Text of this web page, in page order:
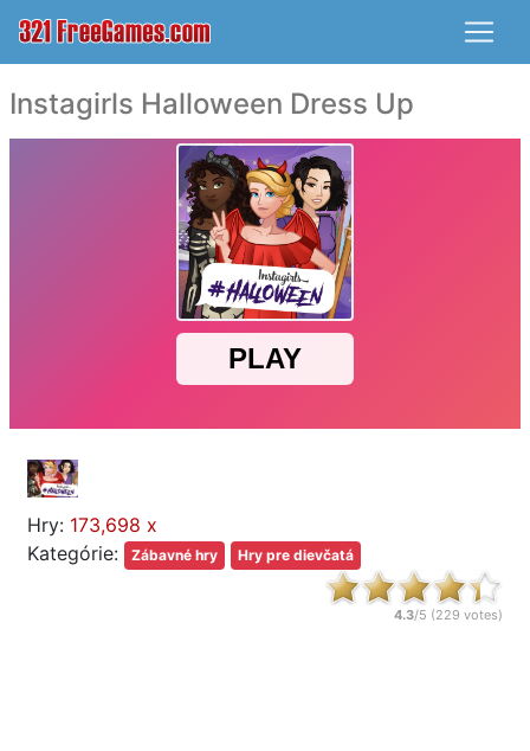
Instagirls Halloween Dress Up
Hry: 173,698 x
Kategórie:
Zábavné hry Hry pre dievčatá
4.3/5 (229 votes)